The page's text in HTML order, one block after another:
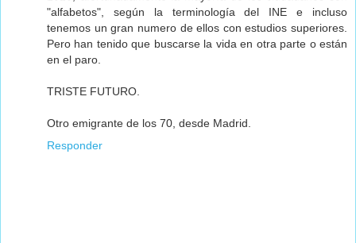
"alfabetos", según la terminología del INE e incluso
tenemos un gran numero de ellos con estudios superiores.
Pero han tenido que buscarse la vida en otra parte o están
en el paro.
TRISTE FUTURO.
Otro emigrante de los 70, desde Madrid.
Responder